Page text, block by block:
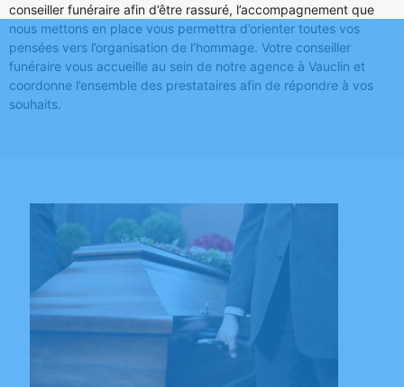
conseiller funéraire afin d’être rassuré, l’accompagnement que
nous mettons en place vous permettra d’orienter toutes vos
pensées vers l’organisation de l’hommage. Votre conseiller
funéraire vous accueille au sein de notre agence à Vauclin et
coordonne l’ensemble des prestataires afin de répondre à vos
souhaits.